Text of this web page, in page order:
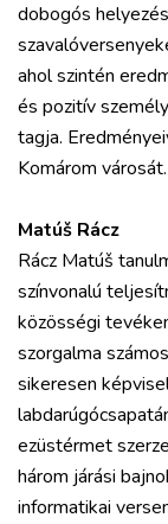
dobogós
ahol szintén
és pozitív
tagja.
Komárom városát.
Matúš Rácz
Rácz Matúš
színvonalú
közösségi
szorgalma
sikeresen
ezüstérmet
három járási
informatikai